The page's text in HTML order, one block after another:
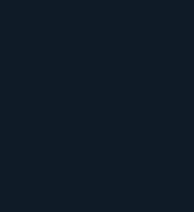
газ, жидкость.